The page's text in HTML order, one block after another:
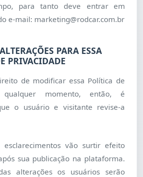
para tanto deve entrar em
e-mail: marketing@rodcar.com.br
PARA ESSA
PRIVACIDADE
de modificar essa Política de
qualquer momento, então, é
o usuário e visitante revise-a
vão surtir efeito
sua publicação na plataforma.
alterações os usuários serão